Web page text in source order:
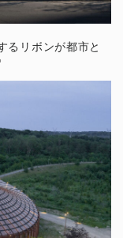
るリボンが都市と